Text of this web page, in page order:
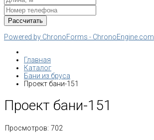
Powered by ChronoForms - ChronoEngine.com
Главная
Каталог
Бани из бруса
Проект бани-151
Проект бани-151
Просмотров: 702